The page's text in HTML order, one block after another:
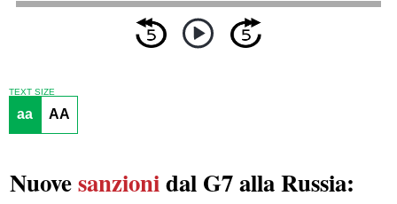
TEXT SIZE
aa AA
Nuovesanzionidal G7 alla Russia: